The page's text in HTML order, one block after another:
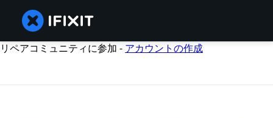
リペアコミュニティに参加 - アカウントの作成